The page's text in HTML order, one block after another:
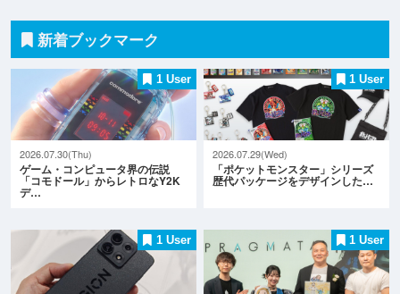
新着ブックマーク
1 User
2026.07.30(Thu)
ゲーム・コンピュータ界の伝説
「コモドール」からレトロなY2K
デ…
1 User
2026.07.29(Wed)
「ポケットモンスター」シリーズ
歴代パッケージをデザインした…
1 User 1 User